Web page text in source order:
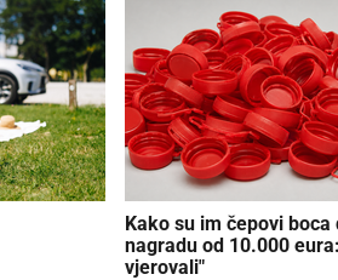
Kako su im čepovi boca
nagradu od 10.000
vjerovali"